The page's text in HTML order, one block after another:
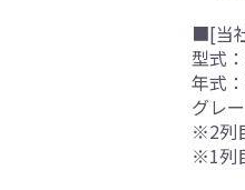
■[当
型式
年式
グレ
※2列
※1列